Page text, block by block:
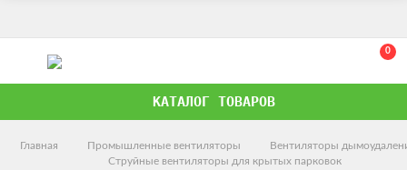
0
КАТАЛОГ ТОВАРОВ
Главная Промышленные вентиляторы
Вентиляторы
Струйные вентиляторы для крытых парковок